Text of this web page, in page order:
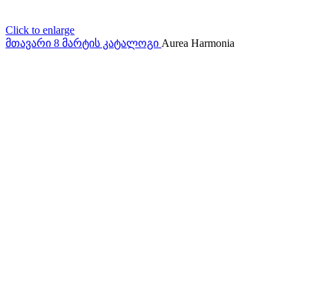
Click to enlarge
მთავარი 8 მარტის კატალოგი Aurea Harmonia